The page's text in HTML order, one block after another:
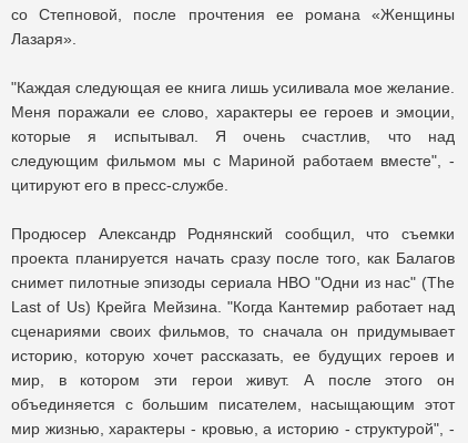
со Степновой, после прочтения ее романа «Женщины
Лазаря».
"Каждая следующая ее книга лишь усиливала мое желание.
Меня поражали ее слово, характеры ее героев и эмоции,
которые я испытывал. Я очень счастлив, что над
следующим фильмом мы с Мариной работаем вместе", -
цитируют его в пресс-службе.
Продюсер Александр Роднянский сообщил, что съемки
проекта планируется начать сразу после того, как Балагов
снимет пилотные эпизоды сериала HBO "Одни из нас" (The
Last of Us) Крейга Мейзина. "Когда Кантемир работает над
сценариями своих фильмов, то сначала он придумывает
историю, которую хочет рассказать, ее будущих героев и
мир, в котором эти герои живут. А после этого он
объединяется с большим писателем, насыщающим этот
мир жизнью, характеры - кровью, а историю - структурой", -